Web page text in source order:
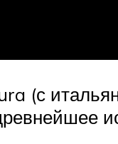
(с